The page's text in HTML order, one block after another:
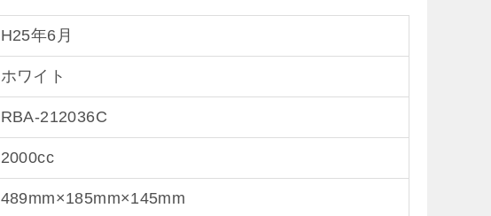
H25年6月
ホワイト
RBA-212036C
2000cc
489mm×185mm×145mm